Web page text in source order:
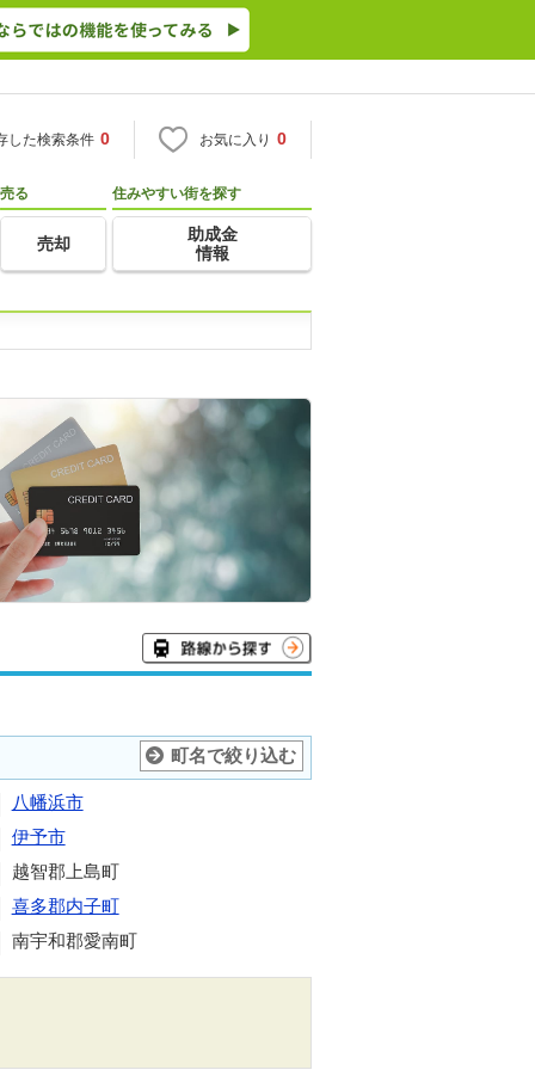
した検索条件 0 お気に入り 0
売る
売却
住みやすい街を探す
助成金
情報
町名で絞り込む
八幡浜市
伊予市
越智郡上島町
喜多郡内子町
南宇和郡愛南町